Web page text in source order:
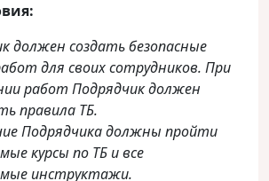
должен создать безопасные
для своих сотрудников. При
работ Подрядчик должен
правила ТБ.
Подрядчика должны пройти
курсы по ТБ и все
инструктажи.